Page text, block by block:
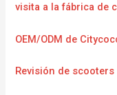
visita a la fábrica de
OEM/ODM de
Revisión de